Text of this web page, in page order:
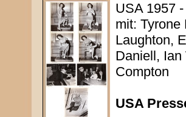
USA 1957
mit: Tyrone
Laughton,
Daniell, Ian
Compton
USA